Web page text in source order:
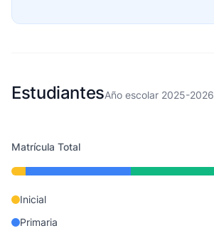
EstudiantesAño escolar 2025-2026
Matrícula Total
Inicial
Primaria